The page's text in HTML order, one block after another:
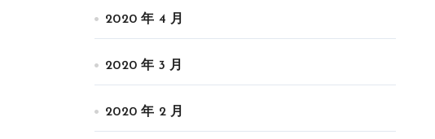
2020 年 4 月
2020 年 3 月
2020 年 2 月